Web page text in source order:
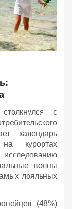
с
календарь
курортах
волны
лояльных
(48%)